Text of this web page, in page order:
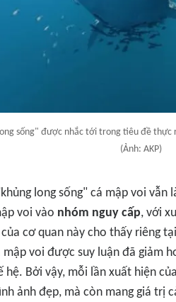
sống" được nhắc tới trong tiêu đề thực
(Ảnh: AKP)
long sống" cá mập voi
voi vào nhóm nguy cấp, với
cơ quan này cho thấy riêng
mập voi được suy luận đã giảm
Bởi vậy, mỗi lần xuất hiện
ảnh đẹp, mà còn mang giá trị